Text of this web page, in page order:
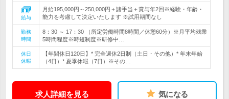
給与
月給195,000円～250,000円＋諸手当＋賞与年2回※経験・年齢・
能力を考慮して決定いたします ※試用期間なし
勤務
時間
8：30 ～ 17：30 （所定労働時間8時間／休憩60分）※月平均残業
5時間程度※時短制度※研修中…
休日
休暇
【年間休日120日】* 完全週休2日制（土日・その他）* 年末年始
（4日）* 夏季休暇（7日）※その…
求人詳細を見る 気になる